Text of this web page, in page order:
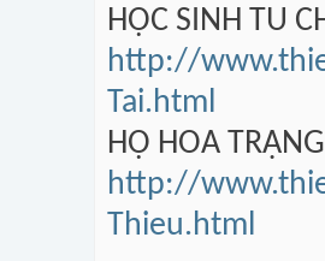
HỌC SINH TU
http://
Tai.html
HỘ HOA
http://
Thieu.html